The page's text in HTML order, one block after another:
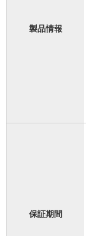
製品情報
保証期間